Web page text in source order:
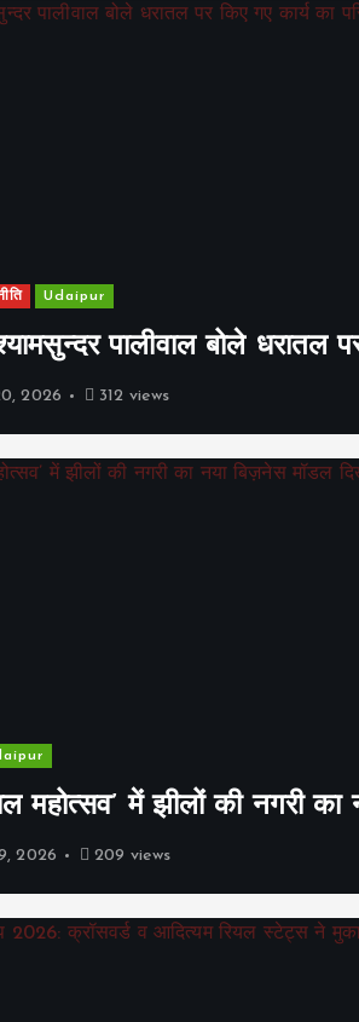
Udaipur
पालीवाल बोले धरातल
2026 312 views
महोत्सव’ में झीलों की नगरी
2026 209 views